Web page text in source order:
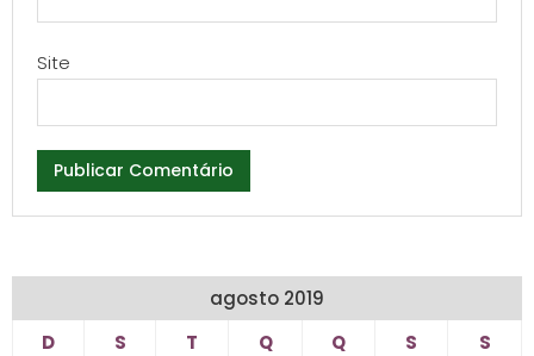
Site
agosto 2019
D
S T Q Q S
S